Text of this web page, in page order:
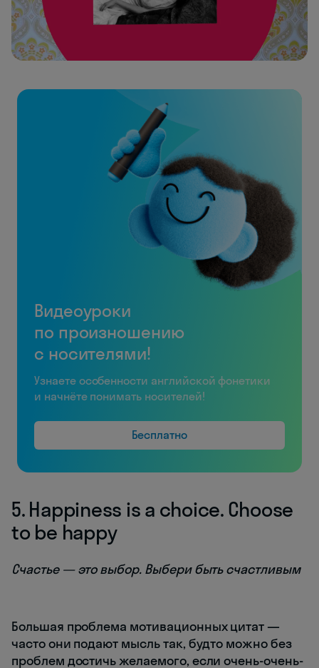
Видеоуроки
по произношению
с носителями!
Узнаете особенности английской фонетики
и начнёте понимать носителей!
Бесплатно
5. Happiness is a choice. Сhoose
to be happy
Счастье — это выбор. Выбери быть счастливым
Большая проблема мотивационных цитат —
часто они подают мысль так, будто можно без
проблем достичь желаемого, если очень-очень-